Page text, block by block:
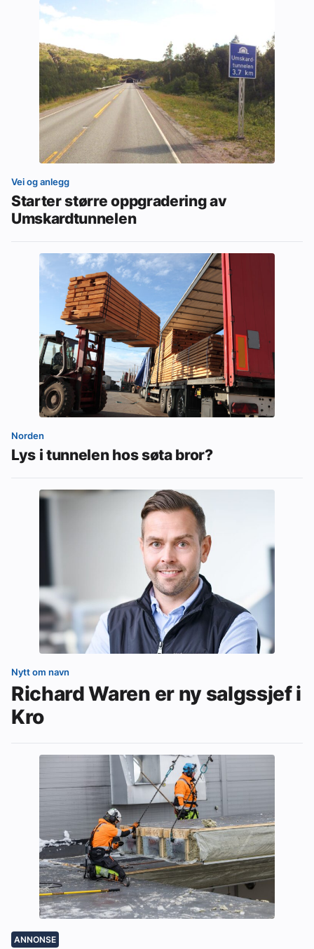
Vei og anlegg
Starter større oppgradering av
Umskardtunnelen
Norden
Lys i tunnelen hos søta bror?
Nytt om navn
Richard Waren er ny salgssjef i
Kro
ANNONSE